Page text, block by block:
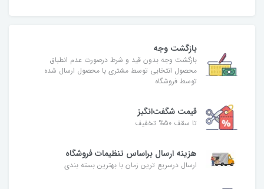
بازگشت وجه
بازگشت وجه بدون قید و شرط درصورت عدم انطباق
محصول انتخابی توسط مشتری با محصول ارسال شده
توسط فروشگاه
قیمت شگفت‌انگیز
تا سقف 50% تخفیف
هزینه ارسال براساس تنظیمات فروشگاه
ارسال درسریع ترین زمان با بهترین بسته بندی